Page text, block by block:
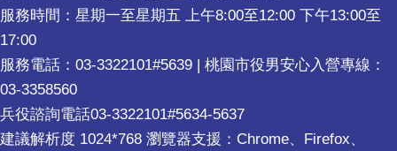
服務時間：星期一至星期五 上午8:00至12:00 下午13:00至
17:00
服務電話：03-3322101#5639 | 桃園市役男安心入營專線：
03-3358560
兵役諮詢電話03-3322101#5634-5637
建議解析度 1024*768 瀏覽器支援：Chrome、Firefox、